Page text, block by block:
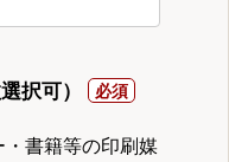
択可）
書籍等の印刷媒